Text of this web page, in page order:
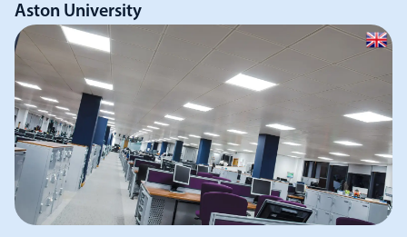
Aston University